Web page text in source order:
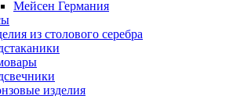
Мейсен Германия
из столового серебра
изделия